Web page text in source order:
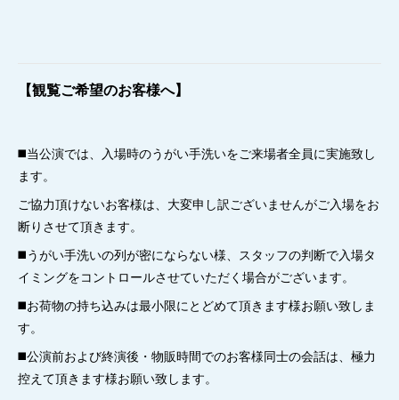
【観覧ご希望のお客様へ】
◼️当公演では、入場時のうがい手洗いをご来場者全員に実施致し
ます。
ご協力頂けないお客様は、大変申し訳ございませんがご入場をお
断りさせて頂きます。
◼️うがい手洗いの列が密にならない様、スタッフの判断で入場タ
イミングをコントロールさせていただく場合がございます。
◼️お荷物の持ち込みは最小限にとどめて頂きます様お願い致しま
す。
◼️公演前および終演後・物販時間でのお客様同士の会話は、極力
控えて頂きます様お願い致します。